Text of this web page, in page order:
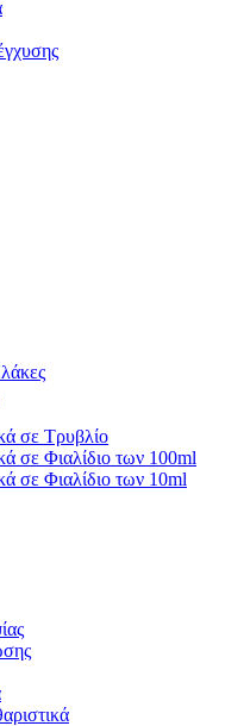
σε Τρυβλίο
σε Φιαλίδιο των 100ml
σε Φιαλίδιο των 10ml